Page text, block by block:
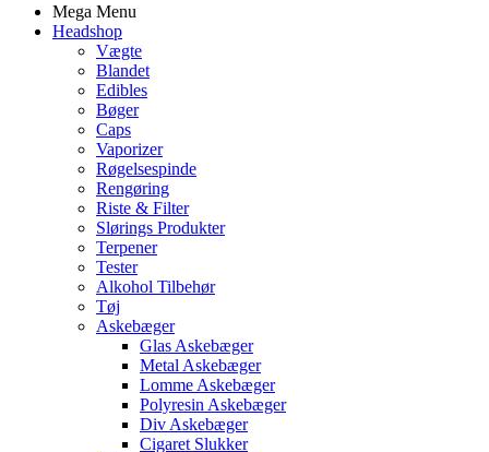
Mega Menu
Headshop
Vægte
Blandet
Edibles
Bøger
Caps
Vaporizer
Røgelsespinde
Rengøring
Riste & Filter
Slørings Produkter
Terpener
Tester
Alkohol Tilbehør
Tøj
Askebæger
Glas Askebæger
Metal Askebæger
Lomme Askebæger
Polyresin Askebæger
Div Askebæger
Cigaret Slukker